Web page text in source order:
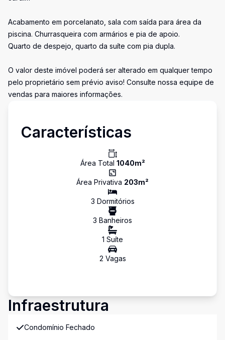
Acabamento em porcelanato, sala com saída para área da
piscina. Churrasqueira com armários e pia de apoio.
Quarto de despejo, quarto da suíte com pia dupla.
O valor deste imóvel poderá ser alterado em qualquer tempo
pelo proprietário sem prévio aviso! Consulte nossa equipe de
vendas para maiores informações.
Características
Área Total 1040m²
Área Privativa 203m²
3 Dormitórios
3 Banheiros
1 Suíte
2 Vagas
Infraestrutura
Condomínio Fechado